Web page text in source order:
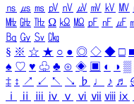
㎱ ㎲ ㎳ ㎴ ㎵ ㎶ ㎷ ㎸ ㎹
㎒ ㎓ ㎔ Ω ㏀ ㏁ ㎊ ㎋ ㎌
㏃ ㏉ ㏜ ㏆
§ ※ ☆ ★ ○ ● ◎ ◇ ◆ □ ■
♠ ♡ ♥ ♧ ♣ ⊙ ◈ ▣ ◐ ◑ ▒
‡ ↕ ↗ ↙ ↖ ↘ ♭ ♩ ♪ ♬
ⅰ
ⅱ ⅲ ⅳ ⅴ ⅵ ⅶ ⅷ ⅸ